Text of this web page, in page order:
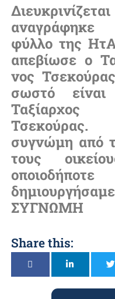
αναγράφηκε
φύλλο της
απεβίωσε ο
νος
σωστό
Τσεκούρας.
συγνώμη από
τους
ΣΥΓΝΩΜΗ
Share this: